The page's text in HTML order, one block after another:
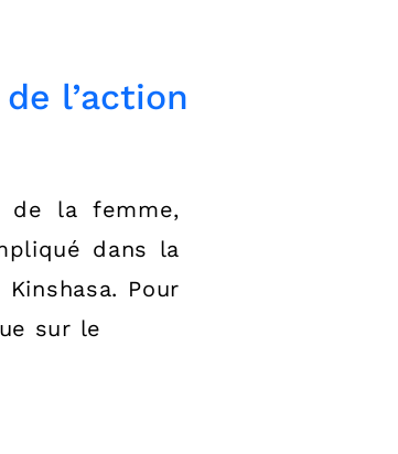
l’action
de la femme,
dans la
Pour
sur le